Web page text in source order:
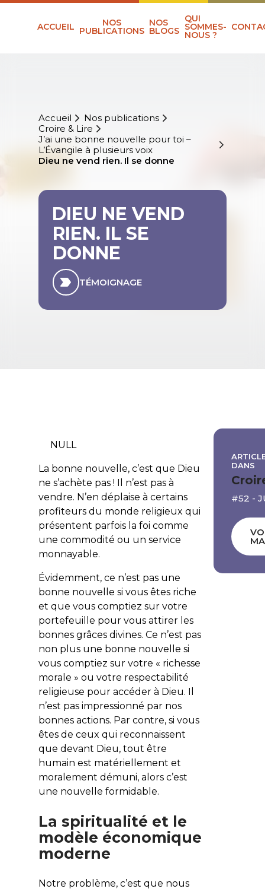
ACCUEIL NOS
PUBLICATIONS
NOS
BLOGS
QUI
SOMMES-
NOUS ?
Accueil
Nos publications
Croire & Lire
J’ai une bonne nouvelle pour toi –
L’Évangile à plusieurs voix
Dieu ne vend rien. Il se donne
DIEU NE VEND
RIEN. IL SE
DONNE
TÉMOIGNAGE
NULL
La bonne nouvelle, c’est que Dieu
ne s’achète pas ! Il n’est pas à
vendre. N’en déplaise à certains
profiteurs du monde religieux qui
présentent parfois la foi comme
une commodité ou un service
monnayable.
Évidemment, ce n’est pas une
bonne nouvelle si vous êtes riche
et que vous comptiez sur votre
portefeuille pour vous attirer les
bonnes grâces divines. Ce n’est pas
non plus une bonne nouvelle si
vous comptiez sur votre « richesse
morale » ou votre respectabilité
religieuse pour accéder à Dieu. Il
n’est pas impressionné par nos
bonnes actions. Par contre, si vous
êtes de ceux qui reconnaissent
que devant Dieu, tout être
humain est matériellement et
moralement démuni, alors c’est
une nouvelle formidable.
La spiritualité et le
modèle économique
moderne
Notre problème, c’est que nous
DANS
#52 -